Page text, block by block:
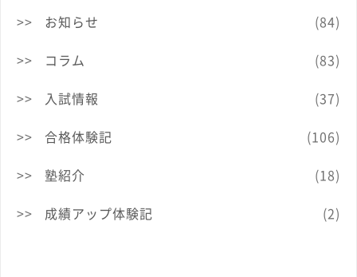
お知らせ
(84)
コラム
(83)
入試情報
(37)
合格体験記
(106)
塾紹介
(18)
成績アップ体験記
(2)